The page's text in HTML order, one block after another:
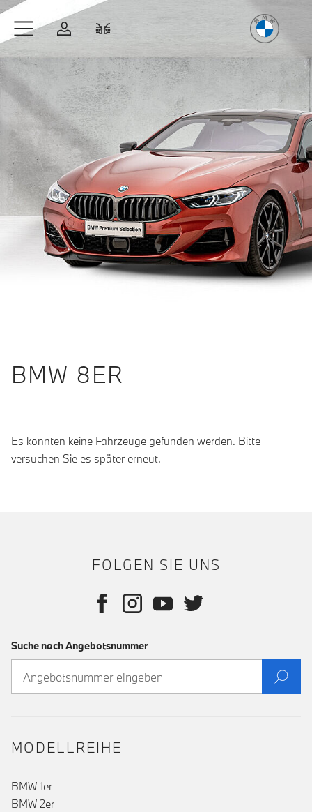
Zum Hauptinhalt springen
Anmelden
BMW 8ER
Es konnten keine Fahrzeuge gefunden werden. Bitte
versuchen Sie es später erneut.
FOLGEN SIE UNS
Suche nach Angebotsnummer
MODELLREIHE
BMW 1er
BMW 2er